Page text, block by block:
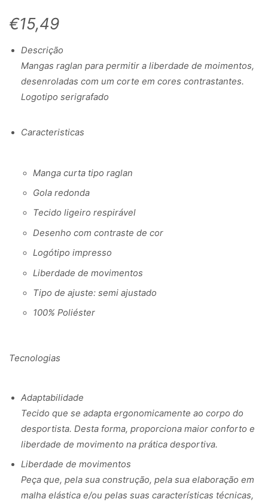
€15,49
Descrição
Mangas raglan para permitir a liberdade de moimentos,
desenroladas com um corte em cores contrastantes.
Logotipo serigrafado
Caracteristicas
Manga curta tipo raglan
Gola redonda
Tecido ligeiro respirável
Desenho com contraste de cor
Logótipo impresso
Liberdade de movimentos
Tipo de ajuste: semi ajustado
100% Poliéster
Tecnologias
Adaptabilidade
Tecido que se adapta ergonomicamente ao corpo do
desportista. Desta forma, proporciona maior conforto e
liberdade de movimento na prática desportiva.
Liberdade de movimentos
Peça que, pela sua construção, pela sua elaboração em
malha elástica e/ou pelas suas características técnicas,